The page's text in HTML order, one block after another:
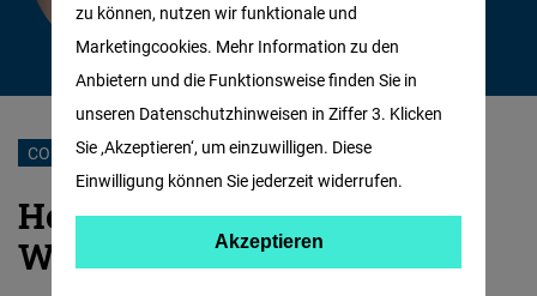
CORONAVIRUS
Hotspot-Maßnahmen ohne
Wirkung
zu können, nutzen wir funktionale und
Marketingcookies. Mehr Information zu den
Anbietern und die Funktionsweise finden Sie in
unseren Datenschutzhinweisen in Ziffer 3. Klicken
Sie ‚Akzeptieren‘, um einzuwilligen. Diese
Einwilligung können Sie jederzeit widerrufen.
Akzeptieren